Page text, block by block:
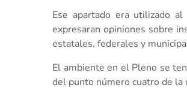
Ese apartado era utilizado
expresaran opiniones sobre
estatales, federales y
El ambiente en el Pleno se
del punto número cuatro de la